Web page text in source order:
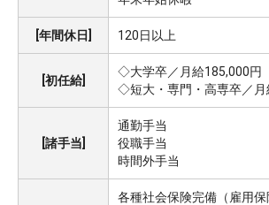
[年間休日] 120日以上
[初任給]
◇大学卒／月給185,000円
◇短大・専門・高専卒／月
[諸手当]
通勤手当
役職手当
時間外手当
各種社会保険完備（雇用